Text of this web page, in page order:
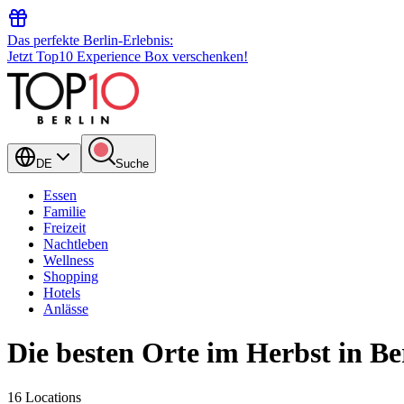
Das perfekte Berlin-Erlebnis:
Jetzt Top10 Experience Box verschenken!
DE Suche
Essen
Familie
Freizeit
Nachtleben
Wellness
Shopping
Hotels
Anlässe
Die besten Orte im Herbst in
16 Locations